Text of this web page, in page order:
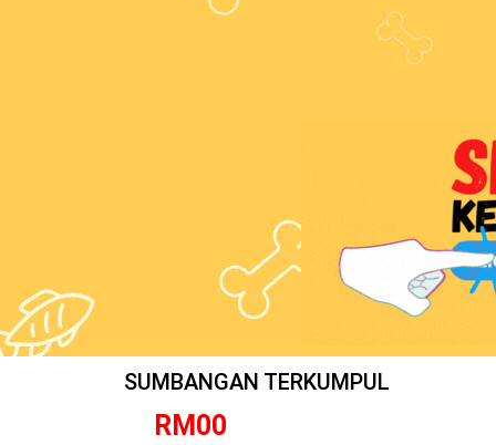
SUMBANGAN TERKUMPUL
RM 00